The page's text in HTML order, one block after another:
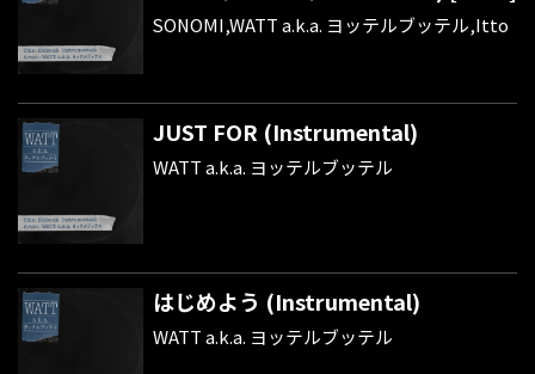
SONOMI,WATT a.k.a. ヨッテルブッテル,Itto
JUST FOR (Instrumental)
WATT a.k.a. ヨッテルブッテル
はじめよう (Instrumental)
WATT a.k.a. ヨッテルブッテル